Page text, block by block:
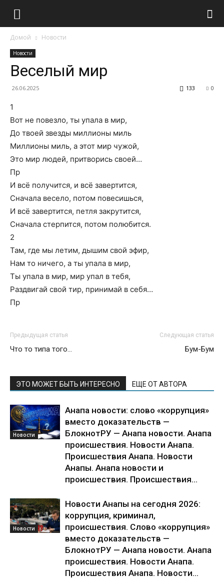
Домой Новости
Новости
Веселый мир
26.06.2025 0
133
1
Вот не повезло, ты упала в мир,
До твоей звезды миллионы миль
Миллионы миль, а этот мир чужой,
Это мир людей, притворись своей…
Пр
И всё получится, и всё завертится,
Сначала весело, потом повесишься,
И всё завертится, петля закрутится,
Сначала стерпится, потом полюбится.
2
Там, где мы летим, дышим свой эфир,
Нам то ничего, а ты упала в мир,
Ты упала в мир, мир упал в тебя,
Раздвигай свой тир, принимай в себя…
Пр
Предыдущая статья
Что то типа того…
Следующая статья
Бум-Бум
ЭТО МОЖЕТ БЫТЬ ИНТЕРЕСНО ЕЩЕ ОТ АВТОРА
Новости
Анапа новости: слово «коррупция»
вместо доказательств —
БлокнотРУ — Анапа новости. Анапа
происшествия. Новости Анапа.
Происшествия Анапа. Новости
Анапы. Анапа новости и
происшествия. Происшествия...
Новости
Новости Анапы на сегодня 2026:
коррупция, криминал,
происшествия. Слово «коррупция»
вместо доказательств —
БлокнотРУ — Анапа новости. Анапа
происшествия. Новости Анапа.
Происшествия Анапа. Новости...